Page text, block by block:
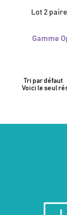
Lot 2
Gamme
Voici le seul